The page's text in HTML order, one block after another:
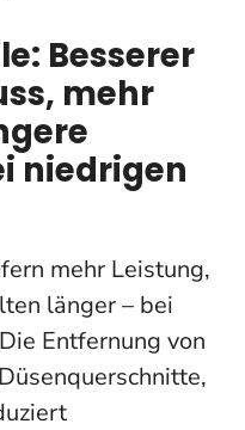
Besserer
mehr
niedrigen
mehr Leistung,
länger – bei
Entfernung von